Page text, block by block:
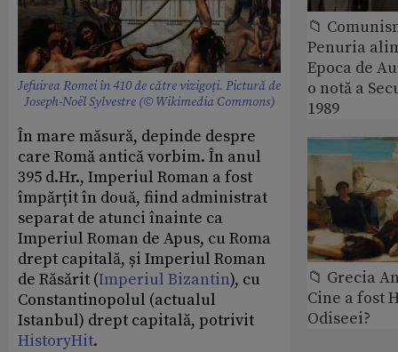
Jefuirea Romei în 410 de către vizigoți. Pictură de
Joseph-Noël Sylvestre (© Wikimedia Commons)
În mare măsură, depinde despre
care Romă antică vorbim. În anul
395 d.Hr., Imperiul Roman a fost
împărțit în două, fiind administrat
separat de atunci înainte ca
Imperiul Roman de Apus, cu Roma
drept capitală, și Imperiul Roman
de Răsărit (Imperiul Bizantin), cu
Constantinopolul (actualul
Istanbul) drept capitală, potrivit
HistoryHit.
📁
Penuria
Epoca de
o notă a
1989
📁 Grecia
Cine a fost
Odiseei?